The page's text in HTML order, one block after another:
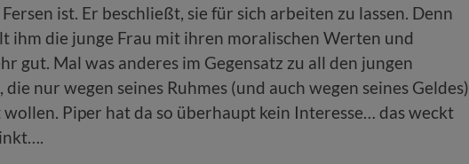
ist. Er beschließt, sie für sich arbeiten zu lassen. Denn
ihm die junge Frau mit ihren moralischen Werten und
gut. Mal was anderes im Gegensatz zu all den jungen
nur wegen seines Ruhmes (und auch wegen seines Geldes)
Piper hat da so überhaupt kein Interesse… das weckt